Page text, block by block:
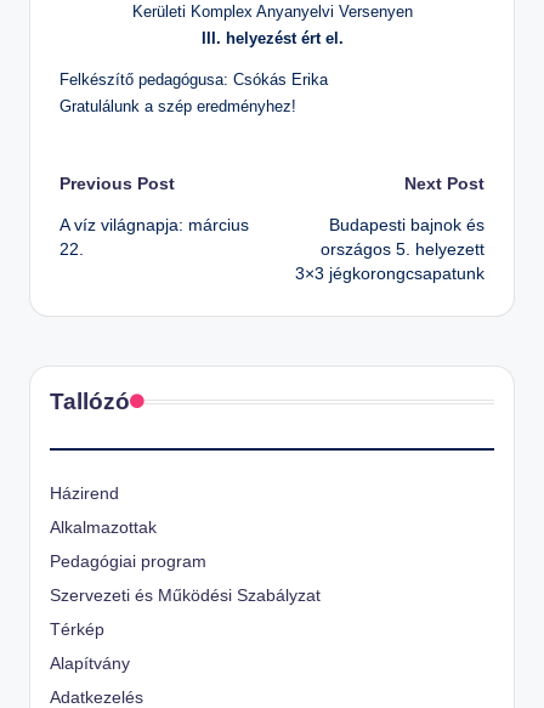
Is
ol
Kerületi Komplex Anyanyelvi Versenyen
III. helyezést ért el.
Felkészítő pedagógusa: Csókás Erika
Gratulálunk a szép eredményhez!
Post
navigation
Previous Post
A víz világnapja: március
22.
Next Post
Budapesti bajnok és
országos 5. helyezett
3×3 jégkorongcsapatunk
Tallózó
Házirend
Alkalmazottak
Pedagógiai program
Szervezeti és Működési Szabályzat
Térkép
Alapítvány
Adatkezelés